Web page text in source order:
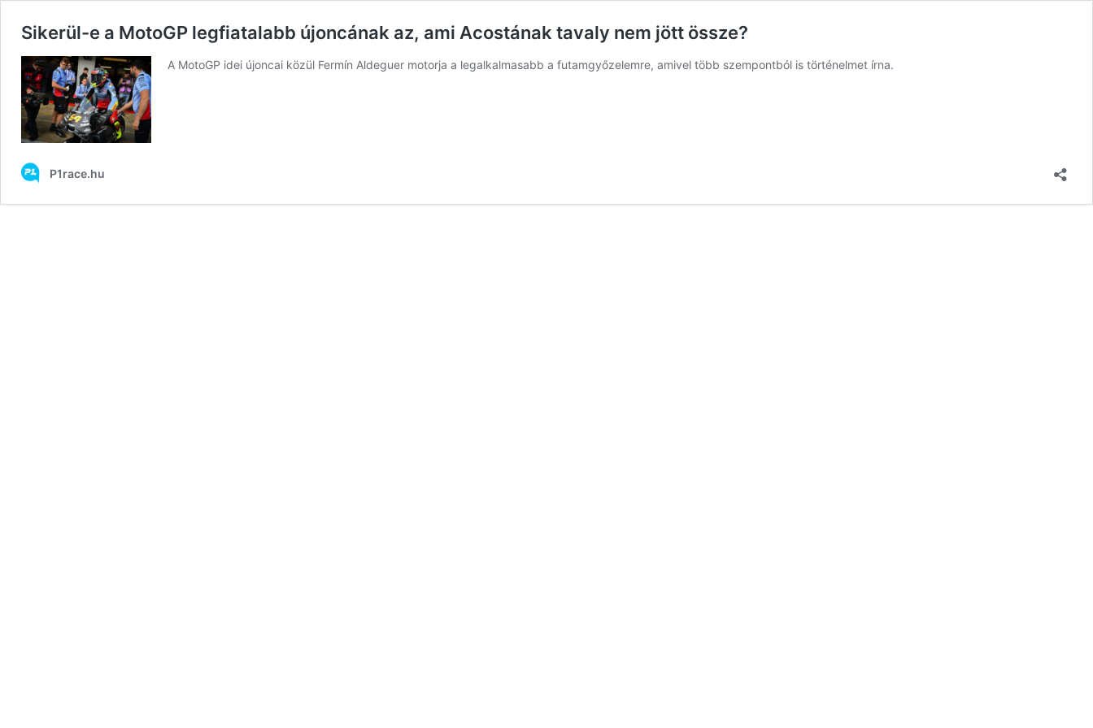
Sikerül-e a MotoGP legfiatalabb újoncának az, ami Acostának tavaly nem jött össze?
A MotoGP idei újoncai közül Fermín Aldeguer motorja a legalkalmasabb a futamgyőzelemre, amivel több szempontból is történelmet írna.
P1race.hu